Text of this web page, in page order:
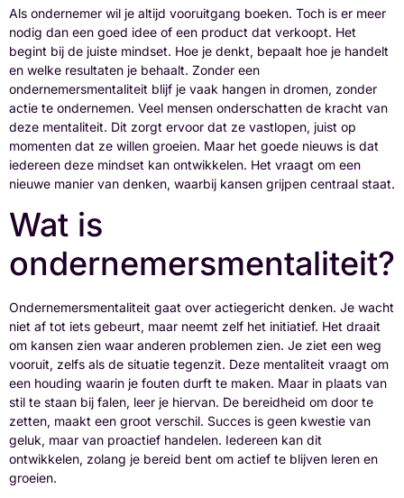
Als ondernemer wil je altijd vooruitgang boeken. Toch is er meer
nodig dan een goed idee of een product dat verkoopt. Het
begint bij de juiste mindset. Hoe je denkt, bepaalt hoe je handelt
en welke resultaten je behaalt. Zonder een
ondernemersmentaliteit blijf je vaak hangen in dromen, zonder
actie te ondernemen. Veel mensen onderschatten de kracht van
deze mentaliteit. Dit zorgt ervoor dat ze vastlopen, juist op
momenten dat ze willen groeien. Maar het goede nieuws is dat
iedereen deze mindset kan ontwikkelen. Het vraagt om een
nieuwe manier van denken, waarbij kansen grijpen centraal staat.
Wat is
ondernemersmentaliteit?
Ondernemersmentaliteit gaat over actiegericht denken. Je wacht
niet af tot iets gebeurt, maar neemt zelf het initiatief. Het draait
om kansen zien waar anderen problemen zien. Je ziet een weg
vooruit, zelfs als de situatie tegenzit. Deze mentaliteit vraagt om
een houding waarin je fouten durft te maken. Maar in plaats van
stil te staan bij falen, leer je hiervan. De bereidheid om door te
zetten, maakt een groot verschil. Succes is geen kwestie van
geluk, maar van proactief handelen. Iedereen kan dit
ontwikkelen, zolang je bereid bent om actief te blijven leren en
groeien.